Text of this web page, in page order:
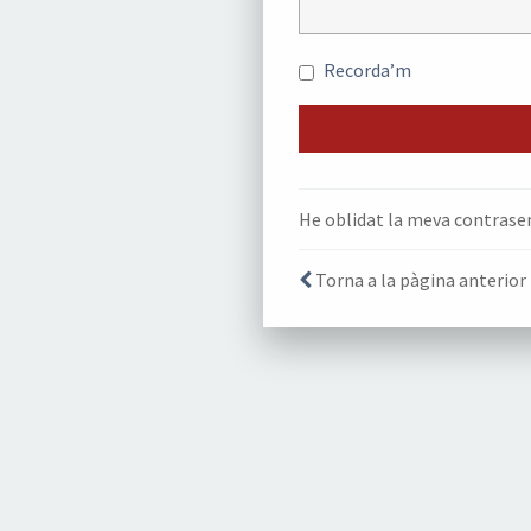
Recorda’m
He oblidat la meva
Torna a la pàgina anterior